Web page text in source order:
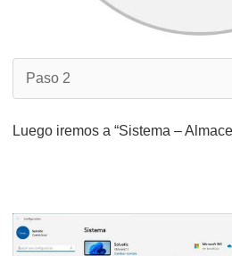
Paso 2
Luego iremos a “Sistema –